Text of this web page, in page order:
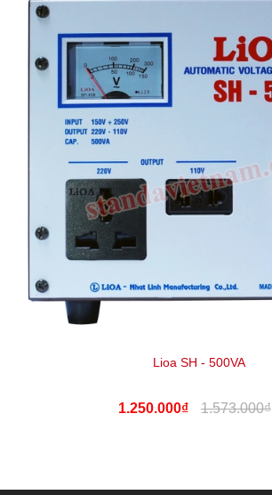
Lioa SH - 500VA
1.250.000₫ 1.573.000₫